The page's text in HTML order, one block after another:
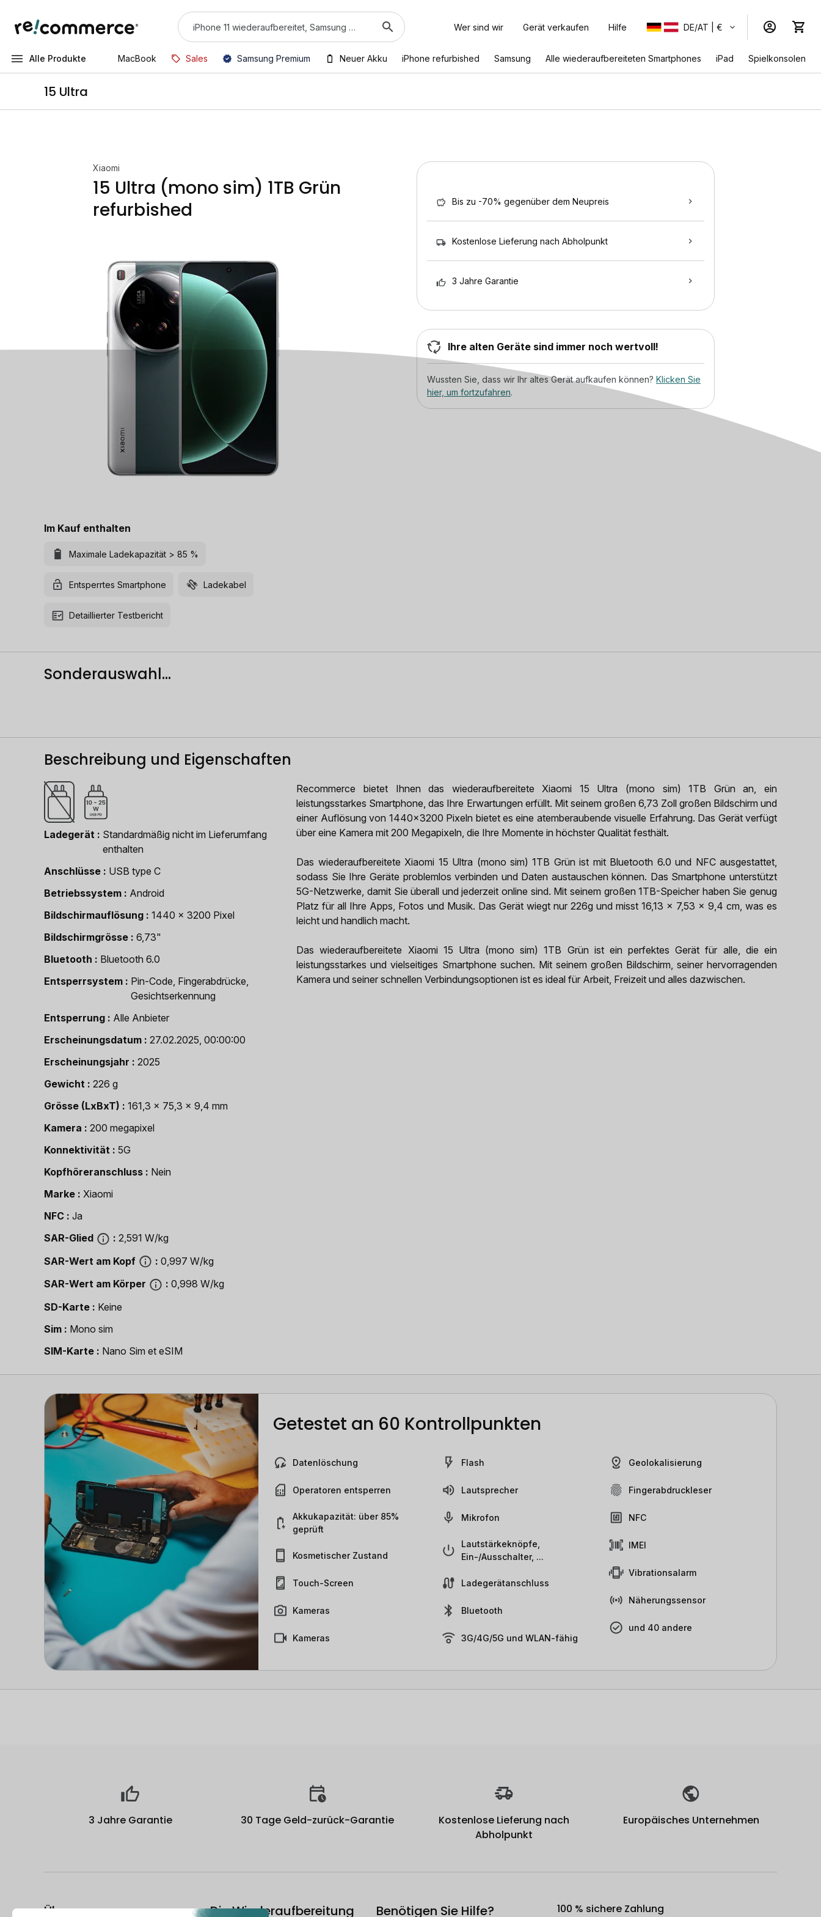
Wer sind wir Gerät verkaufen Hilfe DE/AT | €
Alle Produkte MacBook Sales Samsung Premium Neuer Akku iPhone refurbished Samsung Alle wiederaufbereiteten Smartphones iPad Spielkonsolen
15 Ultra
Xiaomi
15 Ultra (mono sim) 1TB Grün
refurbished
Im Kauf enthalten
Maximale Ladekapazität > 85 %
Entsperrtes Smartphone Ladekabel
Detaillierter Testbericht
Bis zu -70% gegenüber dem Neupreis
Kostenlose Lieferung nach Abholpunkt
3 Jahre Garantie
Ihre alten Geräte sind immer noch wertvoll!
Wussten Sie, dass wir Ihr altes Gerät aufkaufen können? Klicken Sie
hier, um fortzufahren.
Sonderauswahl...
Beschreibung und Eigenschaften
Ladegerät
Standardmäßig nicht im Lieferumfang
enthalten
Anschlüsse
USB type C
Betriebssystem
Android
Bildschirmauflösung
1440 x 3200 Pixel
Bildschirmgrösse
6,73"
Bluetooth
Bluetooth 6.0
Entsperrsystem
Pin-Code, Fingerabdrücke,
Gesichtserkennung
Entsperrung
Alle Anbieter
Erscheinungsdatum
27.02.2025, 00:00:00
Erscheinungsjahr
2025
Gewicht
226 g
Grösse (LxBxT)
161,3 x 75,3 x 9,4 mm
Kamera
200 megapixel
Konnektivität
5G
Kopfhöreranschluss
Nein
Marke
Xiaomi
NFC
Ja
SAR-Glied
2,591 W/kg
SAR-Wert am Kopf
0,997 W/kg
SAR-Wert am Körper
0,998 W/kg
SD-Karte
Keine
Sim
Mono sim
SIM-Karte
Nano Sim et eSIM
Recommerce bietet Ihnen das wiederaufbereitete Xiaomi 15 Ultra (mono sim) 1TB Grün an, ein
leistungsstarkes Smartphone, das Ihre Erwartungen erfüllt. Mit seinem großen 6,73 Zoll großen Bildschirm und
einer Auflösung von 1440x3200 Pixeln bietet es eine atemberaubende visuelle Erfahrung. Das Gerät verfügt
über eine Kamera mit 200 Megapixeln, die Ihre Momente in höchster Qualität festhält.
Das wiederaufbereitete Xiaomi 15 Ultra (mono sim) 1TB Grün ist mit Bluetooth 6.0 und NFC ausgestattet,
sodass Sie Ihre Geräte problemlos verbinden und Daten austauschen können. Das Smartphone unterstützt
5G-Netzwerke, damit Sie überall und jederzeit online sind. Mit seinem großen 1TB-Speicher haben Sie genug
Platz für all Ihre Apps, Fotos und Musik. Das Gerät wiegt nur 226g und misst 16,13 x 7,53 x 9,4 cm, was es
leicht und handlich macht.
Das wiederaufbereitete Xiaomi 15 Ultra (mono sim) 1TB Grün ist ein perfektes Gerät für alle, die ein
leistungsstarkes und vielseitiges Smartphone suchen. Mit seinem großen Bildschirm, seiner hervorragenden
Kamera und seiner schnellen Verbindungsoptionen ist es ideal für Arbeit, Freizeit und alles dazwischen.
Getestet an 60 Kontrollpunkten
Datenlöschung
Operatoren entsperren
Akkukapazität: über 85%
geprüft
Kosmetischer Zustand
Touch-Screen
Kameras
Kameras
Flash
Lautsprecher
Mikrofon
Lautstärkeknöpfe,
Ein-/Ausschalter, ...
Ladegerätanschluss
Bluetooth
3G/4G/5G und WLAN-fähig
Geolokalisierung
Fingerabdruckleser
NFC
IMEI
Vibrationsalarm
Näherungssensor
und 40 andere
3 Jahre Garantie 30 Tage Geld-zurück-Garantie
Kostenlose Lieferung nach
Abholpunkt
Europäisches Unternehmen
Über uns Die Wiederaufbereitung Benötigen Sie Hilfe? 100 % sichere Zahlung